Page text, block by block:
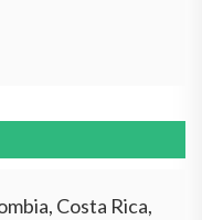
Costa Rica,